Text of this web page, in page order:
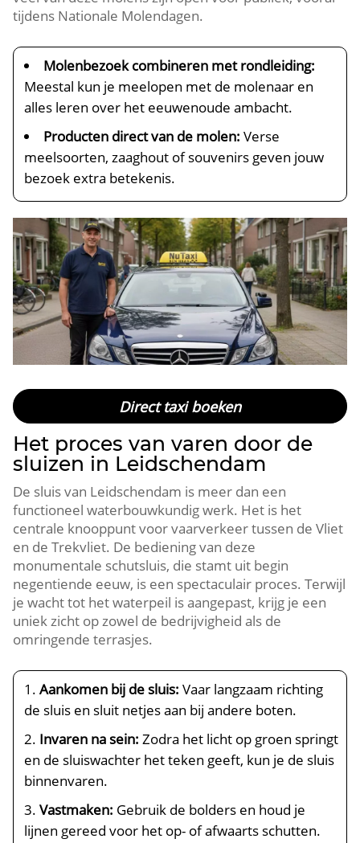
tijdens Nationale Molendagen.​
Molenbezoek combineren met rondleiding:
Meestal kun je meelopen met de molenaar en
alles leren over het eeuwenoude ambacht.​
Producten direct van de molen: Verse
meelsoorten, zaaghout of souvenirs geven jouw
bezoek extra betekenis.​
Direct taxi boeken
Het proces van varen door de
sluizen in Leidschendam
De sluis van Leidschendam is meer dan een
functioneel waterbouwkundig werk.​ Het is het
centrale knooppunt voor vaarverkeer tussen de Vliet
en de Trekvliet.​ De bediening van deze
monumentale schutsluis, die stamt uit begin
negentiende eeuw, is een spectaculair proces.​ Terwijl
je wacht tot het waterpeil is aangepast, krijg je een
uniek zicht op zowel de bedrijvigheid als de
omringende terrasjes.​
Aankomen bij de sluis: Vaar langzaam richting
de sluis en sluit netjes aan bij andere boten.​
Invaren na sein: Zodra het licht op groen springt
en de sluiswachter het teken geeft, kun je de sluis
binnenvaren.​
Vastmaken: Gebruik de bolders en houd je
lijnen gereed voor het op- of afwaarts schutten.​